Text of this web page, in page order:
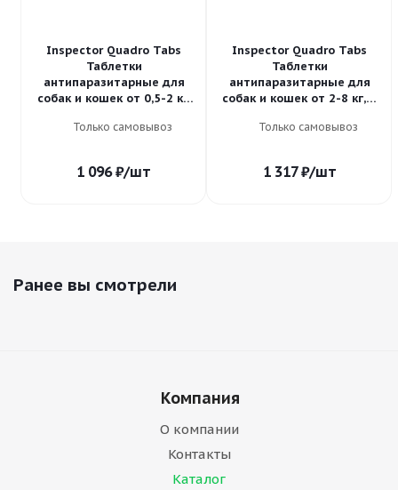
Inspector Quadro Tabs
Таблетки
антипаразитарные для
собак и кошек от 0,5-2 кг,
Только самовывоз
1 096₽/шт
Inspector Quadro Tabs
Таблетки
антипаразитарные для
собак и кошек от 2-8 кг, 4
Только самовывоз
1 317₽/шт
Ранее вы смотрели
Компания
О компании
Контакты
Каталог